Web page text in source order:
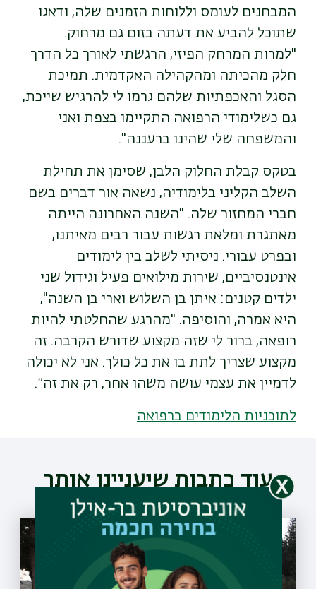
המבחנים לעומס וללוחות הזמנים שלה, ודאגו
שתוכל להביע את דעתה בזום גם מרחוק.
"למרות המרחק הפיזי, הרגשתי לאורך כל הדרך
חלק מהכיתה ומהקהילה האקדמית. תמיכת
הסגל והאכפתיות שלהם גרמו לי להרגיש שייכת,
גם כשלימודי הרפואה התקיימו בצפת ואני
והמשפחה שלי שהינו ברעננה".
בטקס קבלת החלוק הלבן, שסימן את תחילת
השלב הקליני בלימודיה, נשאה אור דברים בשם
חברי המחזור שלה. "השנה האחרונה הייתה
מאתגרת ומלאת רגשות עבור רבים מאיתנו,
ובפרט עבורי. ניסיתי לשלב בין לימודים
אינטנסיביים, שירות מילואים פעיל וגידול שני
ילדים קטנים: איתן בן השלוש וארי בן השנה",
היא אמרה, והוסיפה. "מהרגע שהחלטתי להיות
רופאה, ברור לי שזה מקצוע שדורש הקרבה. זה
מקצוע שצריך לתת בו את כל כולך. אני לא יכולה
לדמיין את עצמי עושה משהו אחר, רק את זה״.
לתוכניות הלימודים ברפואה
עוד כתבות שיעניינו אותך